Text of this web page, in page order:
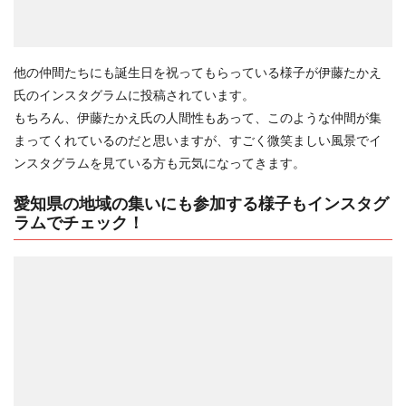
他の仲間たちにも誕生日を祝ってもらっている様子が伊藤たかえ
氏のインスタグラムに投稿されています。
もちろん、伊藤たかえ氏の人間性もあって、このような仲間が集
まってくれているのだと思いますが、すごく微笑ましい風景でイ
ンスタグラムを見ている方も元気になってきます。
愛知県の地域の集いにも参加する様子もインスタグ
ラムでチェック！